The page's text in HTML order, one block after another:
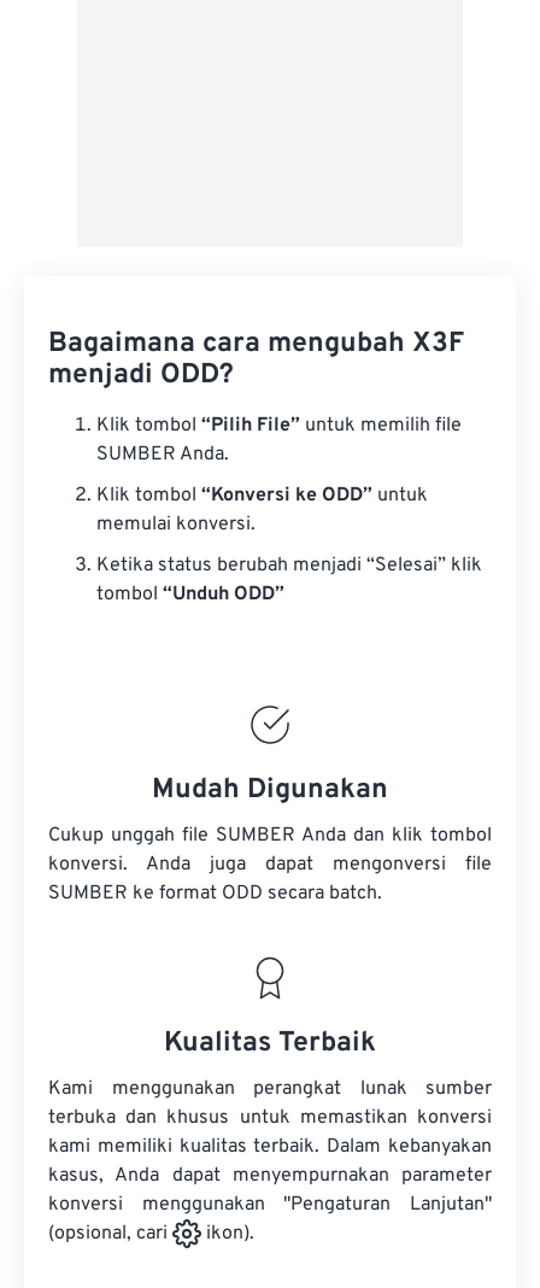
Bagaimana cara mengubah X3F
menjadi ODD?
Klik tombol “Pilih File” untuk memilih file
SUMBER Anda.
Klik tombol “Konversi ke ODD” untuk
memulai konversi.
Ketika status berubah menjadi “Selesai” klik
tombol “Unduh ODD”
Mudah Digunakan
Cukup unggah file SUMBER Anda dan klik tombol
konversi. Anda juga dapat mengonversi file
SUMBER ke format ODD secara batch.
Kualitas Terbaik
Kami menggunakan perangkat lunak sumber
terbuka dan khusus untuk memastikan konversi
kami memiliki kualitas terbaik. Dalam kebanyakan
kasus, Anda dapat menyempurnakan parameter
konversi menggunakan "Pengaturan Lanjutan"
(opsional, cari
ikon).